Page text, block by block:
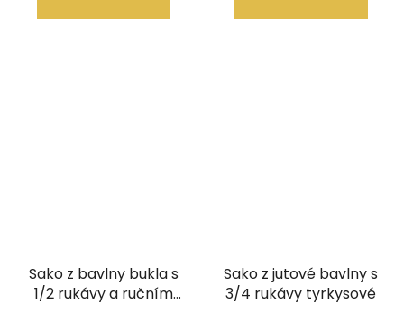
Sako z bavlny bukla s
1/2 rukávy a ručním
Sako z jutové bavlny s
3/4 rukávy tyrkysové